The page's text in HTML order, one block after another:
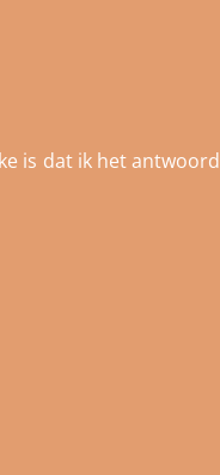
is dat ik het antwoord